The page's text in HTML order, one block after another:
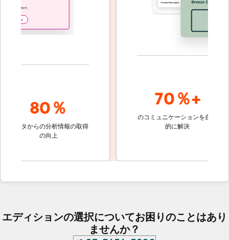
80％
タからの分析情報の取得
の向上
70％+
のコミュニケーションを自動
的に解決
顧客対
エディションの選択についてお困りのことはあり
ませんか？